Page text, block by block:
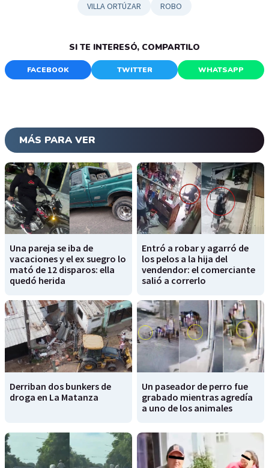
VILLA ORTÚZAR ROBO
SI TE INTERESÓ, COMPARTILO
FACEBOOK TWITTER WHATSAPP
MÁS PARA VER
Una pareja se iba de
vacaciones y el ex suegro lo
mató de 12 disparos: ella
quedó herida
Entró a robar y agarró de
los pelos a la hija del
vendendor: el comerciante
salió a correrlo
Derriban dos bunkers de
droga en La Matanza
Un paseador de perro fue
grabado mientras agredía
a uno de los animales